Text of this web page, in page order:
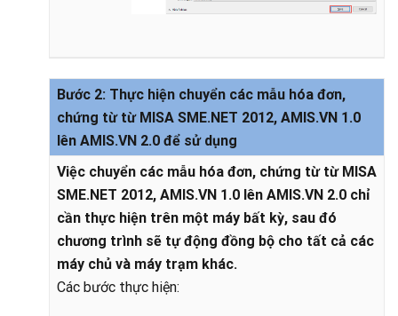
Bước 2: Thực hiện chuyển các mẫu hóa đơn,
chứng từ từ MISA SME.NET 2012, AMIS.VN 1.0
lên AMIS.VN 2.0 để sử dụng
Việc chuyển các mẫu hóa đơn, chứng từ từ MISA
SME.NET 2012, AMIS.VN 1.0 lên AMIS.VN 2.0 chỉ
cần thực hiện trên một máy bất kỳ, sau đó
chương trình sẽ tự động đồng bộ cho tất cả các
máy chủ và máy trạm khác.
Các bước thực hiện: